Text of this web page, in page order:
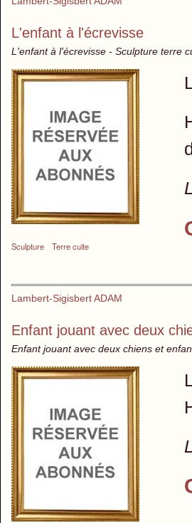
L'enfant à l'écrevisse
L'enfant à l'écrevisse - Sculpture terre
Sculpture Terre cuite
Lambert-Sigisbert ADAM
Enfant jouant avec deux
Enfant jouant avec deux chiens et